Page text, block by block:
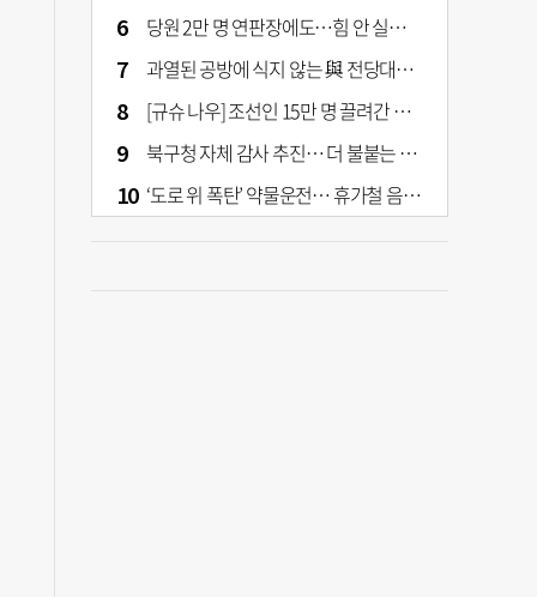
당원 2만 명 연판장에도…힘 안 실리는 ‘장동혁 사퇴’ 공세
과열된 공방에 식지 않는 與 전당대회… 호남·수도권 집중하는 후보들
[규슈 나우] 조선인 15만 명 끌려간 치쿠호 탄광… 대를 이은 진실 캐기
북구청 자체 감사 추진… 더 불붙는 북구 신청사 갈등
‘도로 위 폭탄’ 약물운전… 휴가철 음주와 병행 단속 [교통안전, 시민이 만든다]